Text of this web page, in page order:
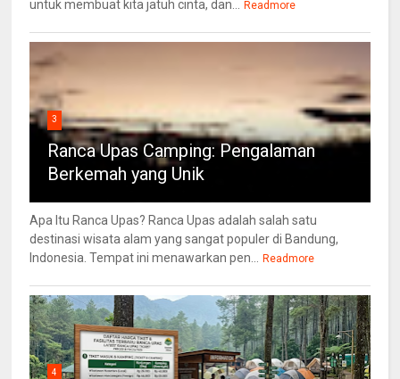
untuk membuat kita jatuh cinta, dan... Readmore
3
Ranca Upas Camping: Pengalaman
Berkemah yang Unik
Apa Itu Ranca Upas? Ranca Upas adalah salah satu
destinasi wisata alam yang sangat populer di Bandung,
Indonesia. Tempat ini menawarkan pen...
Readmore
4